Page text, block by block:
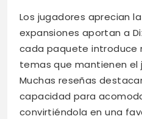
Los jugadores aprecian
expansiones aportan a
cada paquete introduce
temas que mantienen el
Muchas reseñas
capacidad para
convirtiéndola en una